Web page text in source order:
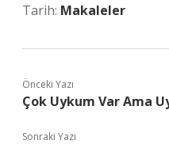
Tarih: Makaleler
Önceki Yazı
Çok Uykum Var Ama
Sonraki Yazı